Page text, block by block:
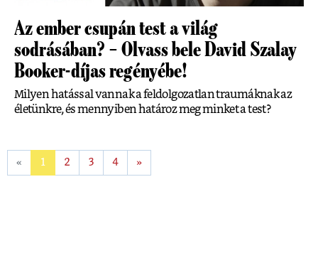
Az ember csupán test a világ
sodrásában? – Olvass bele David Szalay
Booker-díjas regényébe!
Milyen hatással vannak a feldolgozatlan traumáknak az
életünkre, és mennyiben határoz meg minket a test?
« 1 2 3 4 »